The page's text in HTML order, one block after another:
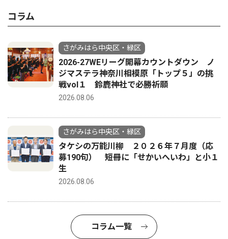
コラム
さがみはら中央区・緑区
2026-27WEリーグ開幕カウントダウン ノ
ジマステラ神奈川相模原「トップ５」の挑
戦vol１ 鈴鹿神社で必勝祈願
2026.08.06
さがみはら中央区・緑区
タケシの万能川柳 ２０２６年７月度（応
募190句） 短冊に「せかいへいわ」と小１
生
2026.08.06
コラム一覧